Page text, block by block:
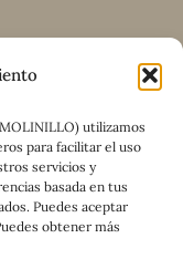
MOLINILLO) utilizamos
para facilitar el uso
servicios y
basada en tus
Puedes aceptar
obtener más